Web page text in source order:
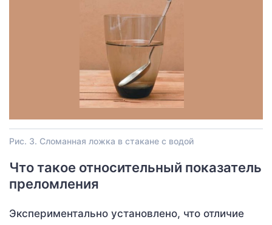
Рис. 3. Сломанная ложка в стакане с водой
Что такое относительный показатель
преломления
Экспериментально установлено, что отличие